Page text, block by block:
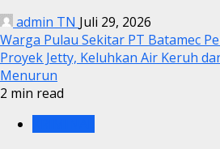
admin TN Juli 29, 2026
Warga Pulau Sekitar PT Batamec
Proyek Jetty, Keluhkan Air Keruh
Menurun
2 min read